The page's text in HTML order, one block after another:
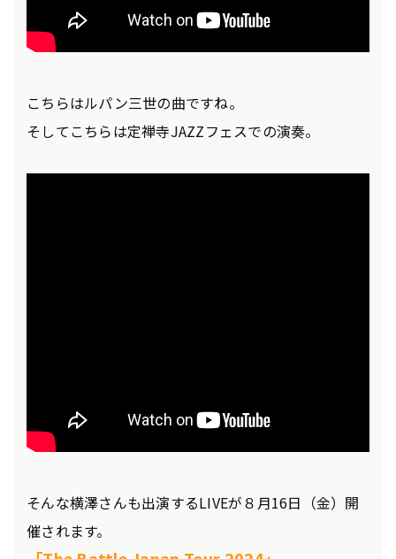
こちらはルパン三世の曲ですね。
そしてこちらは定禅寺JAZZフェスでの演奏。
そんな横澤さんも出演するLIVEが８月16日（金）開
催されます。